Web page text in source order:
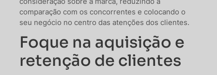
comparação com os concorrentes e colocando o
seu negócio no centro das atenções dos clientes.
Foque na aquisição e
retenção de clientes